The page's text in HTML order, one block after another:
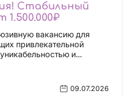
Стабильный
вакансию для
привлекательной
и...
09.07.2026